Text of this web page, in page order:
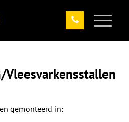
Vleesvarkensstallen
gemonteerd in: